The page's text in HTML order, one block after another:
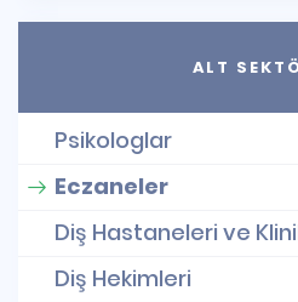
ALT
Psikologlar
Eczaneler
Diş Hastaneleri ve
Diş Hekimleri